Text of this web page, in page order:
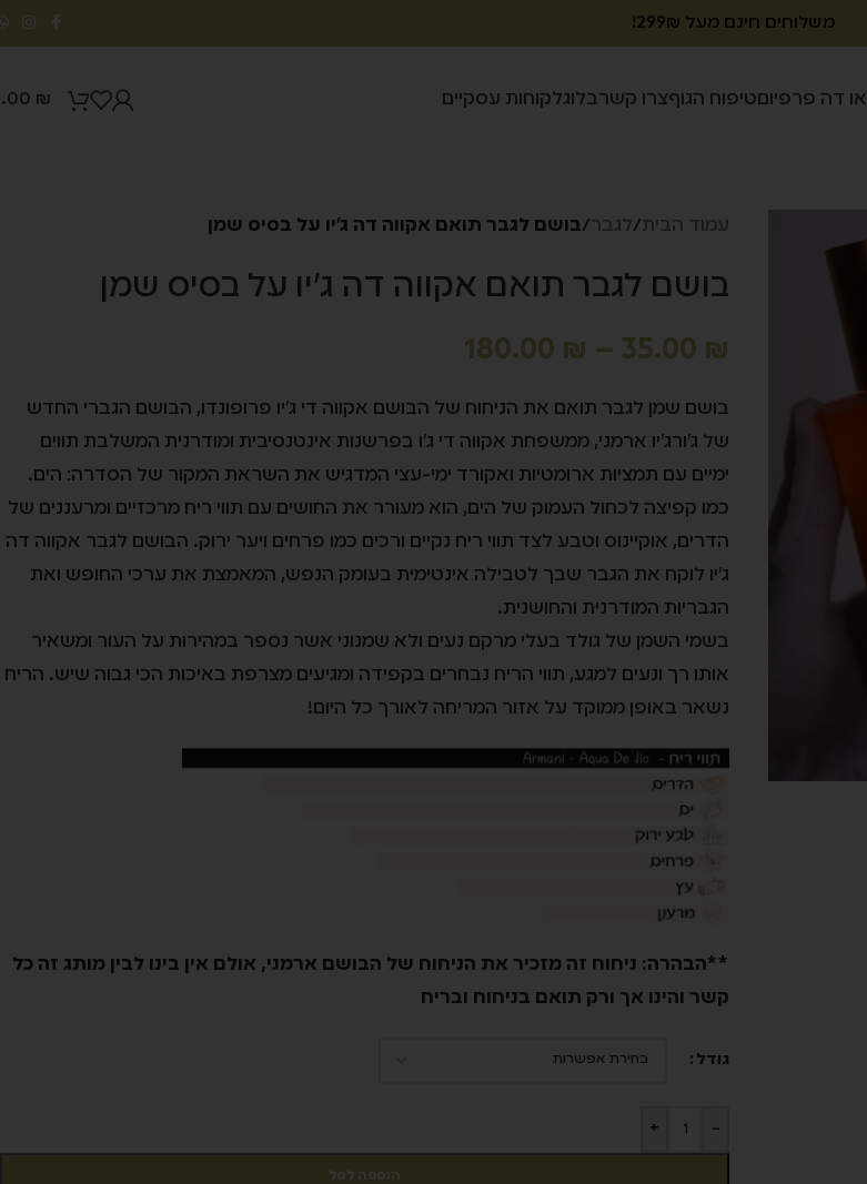
משלוחים חינם מעל 299₪!
או דה פרפיוםטיפוח הגוףצרו קשרבלוגלקוחות עסקיים ₪
עמוד הבית/לגבר/בושם לגבר תואם אקווה דה ג'יו על בסיס שמן
בושם לגבר תואם אקווה דה ג'יו על בסיס שמן
35.00 ₪
–
180.00 ₪
בושם שמן לגבר תואם את הניחוח של הבושם אקווה די ג'יו פרופונדו, הבושם הגברי החדש
של ג'ורג'יו ארמני, ממשפחת אקווה די ג'ו בפרשנות אינטנסיבית ומודרנית המשלבת תווים
ימיים עם תמציות ארומטיות ואקורד ימי-עצי המדגיש את השראת המקור של הסדרה: הים.
כמו קפיצה לכחול העמוק של הים, הוא מעורר את החושים עם תווי ריח מרכזיים ומרעננים של
הדרים, אוקיינוס וטבע לצד תווי ריח נקיים ורכים כמו פרחים ויער ירוק. הבושם לגבר אקווה דה
ג'יו לוקח את הגבר שבך לטבילה אינטימית בעומק הנפש, המאמצת את ערכי החופש ואת
הגבריות המודרנית והחושנית.
בשמי השמן של גולד בעלי מרקם נעים ולא שמנוני אשר נספר במהירות על העור ומשאיר
אותו רך ונעים למגע, תווי הריח נבחרים בקפידה ומגיעים מצרפת באיכות הכי גבוה שיש. הריח
נשאר באופן ממוקד על אזור המריחה לאורך כל היום!
**הבהרה: ניחוח זה מזכיר את הניחוח של הבושם ארמני, אולם אין בינו לבין מותג זה כל
קשר והינו אך ורק תואם בניחוח ובריח
גודל
-
+
הוספה לסל